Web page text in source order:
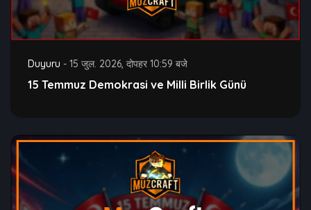
Duyuru - 15 जुल. 2026, दोपहर 10:59 बजे
15 Temmuz Demokrasi ve Milli Birlik Günü